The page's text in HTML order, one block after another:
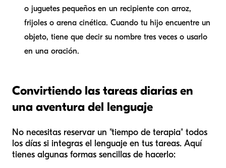
o juguetes pequeños en un recipiente con arroz,
frijoles o arena cinética. Cuando tu hijo encuentre un
objeto, tiene que decir su nombre tres veces o usarlo
en una oración.
Convirtiendo las tareas diarias en
una aventura del lenguaje
No necesitas reservar un "tiempo de terapia" todos
los días si integras el lenguaje en tus tareas. Aquí
tienes algunas formas sencillas de hacerlo: